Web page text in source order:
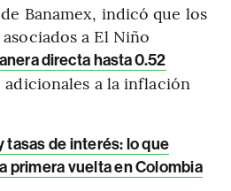
Banamex, indicó que los
a El Niño
directa hasta 0.52
adicionales a la inflación
tasas de interés: lo que
primera vuelta en Colombia